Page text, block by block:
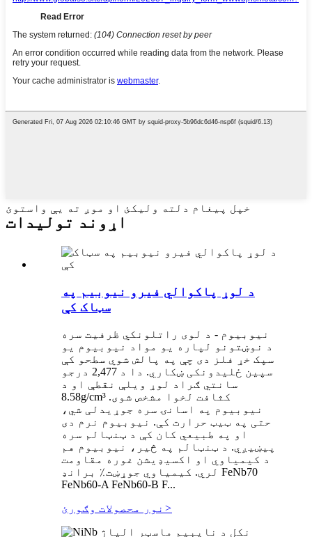
خپل پیغام دلته ولیکئ او موږ ته یې واستوئ
اړوند توليدات
د لوړ پاکوالي فیرو نیوبیم په
سټاک کې
نیوبیوم - د لوی راتلونکي ظرفیت سره
د نوښتونو لپاره یو مواد نیوبیوم یو
سپک خړ فلز دی چې په پالش شوي سطحو کې
سپین ځلیدونکی ښکاري. دا د 2,477 درجو
سانتي ګراد لوړ ویلې نقطې او د
8.58g/cm³ کثافت لخوا مشخص شوی.
نیوبیوم په اسانۍ سره جوړیدلی شي،
حتی په ټیټ حرارت کې. نیوبیوم نرم دی
او په طبیعي کان کې د ټنټالم سره
پیښیږي. د ټنټالم په څیر، نیوبیوم هم
د کیمیاوي او اکسیډیشن غوره مقاومت
لري. کیمیاوي جوړښت٪ برانډ FeNb70
FeNb60-A FeNb60-B F...
نور محصولات وګورئ >